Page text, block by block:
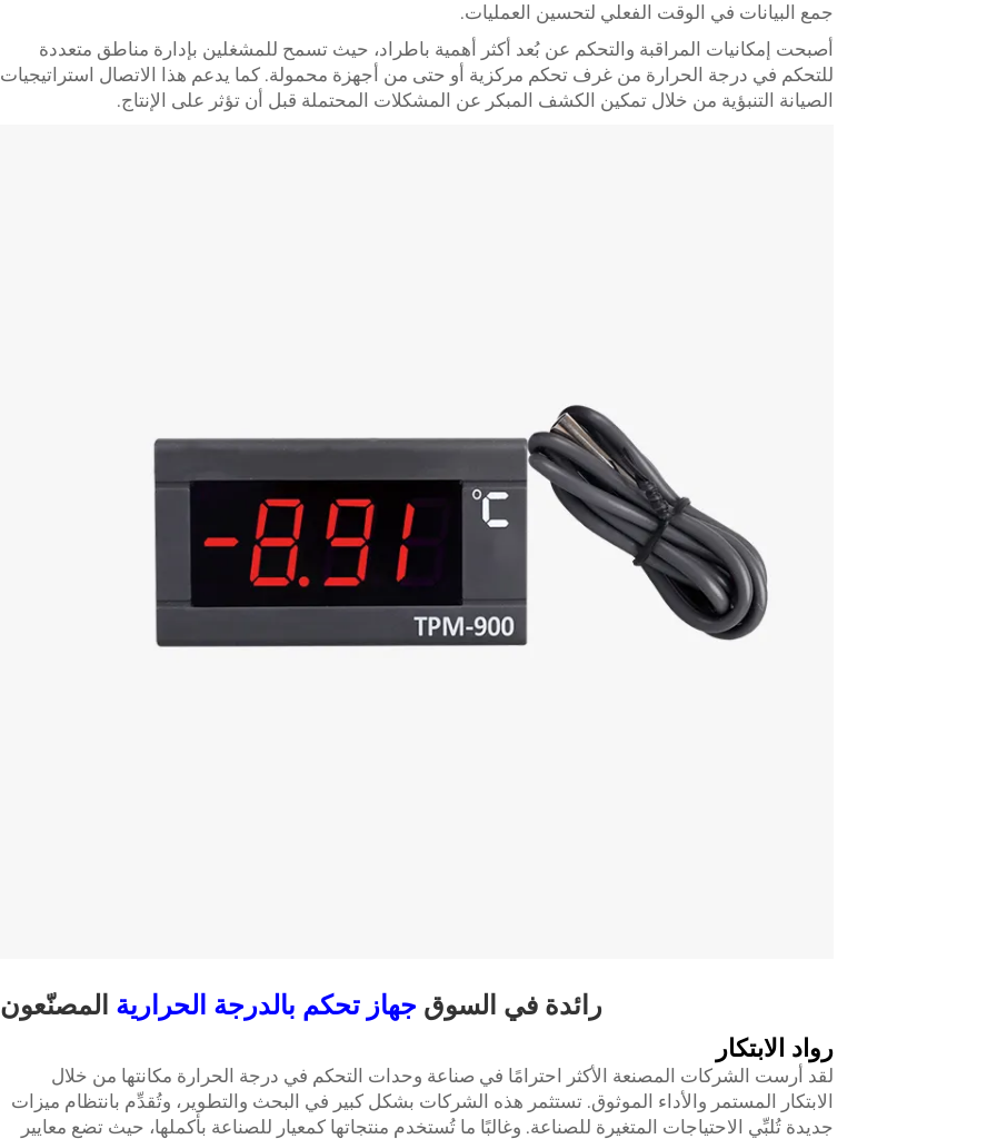
جمع البيانات في الوقت الفعلي لتحسين العمليات.
أصبحت إمكانيات المراقبة والتحكم عن بُعد أكثر أهمية باطراد، حيث تسمح للمشغلين بإدارة مناطق متعددة
للتحكم في درجة الحرارة من غرف تحكم مركزية أو حتى من أجهزة محمولة. كما يدعم هذا الاتصال استراتيجيات
الصيانة التنبؤية من خلال تمكين الكشف المبكر عن المشكلات المحتملة قبل أن تؤثر على الإنتاج.
رائدة في السوق جهاز تحكم بالدرجة الحرارية المصنّعون
رواد الابتكار
لقد أرست الشركات المصنعة الأكثر احترامًا في صناعة وحدات التحكم في درجة الحرارة مكانتها من خلال
الابتكار المستمر والأداء الموثوق. تستثمر هذه الشركات بشكل كبير في البحث والتطوير، وتُقدِّم بانتظام ميزات
جديدة تُلبِّي الاحتياجات المتغيرة للصناعة. وغالبًا ما تُستخدم منتجاتها كمعيار للصناعة بأكملها، حيث تضع معايير